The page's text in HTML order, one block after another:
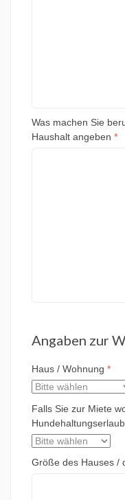
Was machen Sie
Haushalt angeben *
Angaben zur
Haus / Wohnung *
Falls Sie zur Miete
Größe des Hauses /